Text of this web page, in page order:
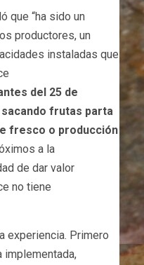
que “ha sido un
productores, un
instaladas que
del 25 de
frutas parta
fresco o producción
a la
de dar valor
no tiene
experiencia. Primero
implementada,